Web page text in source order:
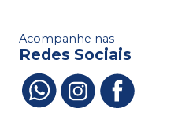
Acompanhe nas
Redes Sociais